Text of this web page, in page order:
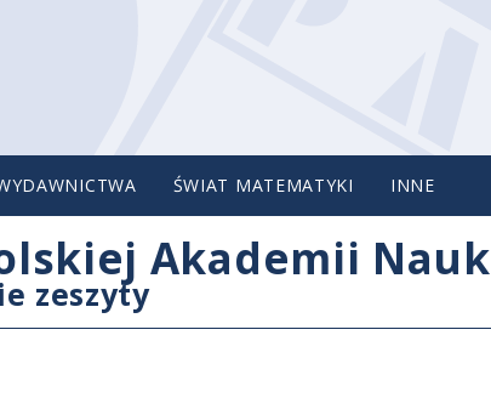
ŚWIAT MATEMATYKI INNE
Akademii Nauk
zeszyty